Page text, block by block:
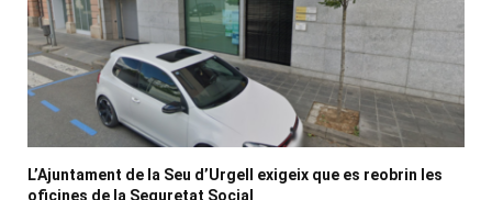
L’Ajuntament de la Seu d’Urgell exigeix que es reobrin les
oficines de la Seguretat Social